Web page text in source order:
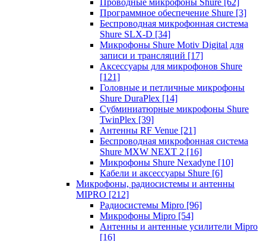
Проводные микрофоны Shure [62]
Программное обеспечение Shure [3]
Беспроводная микрофонная система
Shure SLX-D [34]
Микрофоны Shure Motiv Digital для
записи и трансляций [17]
Аксессуары для микрофонов Shure
[121]
Головные и петличные микрофоны
Shure DuraPlex [14]
Субминиатюрные микрофоны Shure
TwinPlex [39]
Антенны RF Venue [21]
Беспроводная микрофонная система
Shure MXW NEXT 2 [16]
Микрофоны Shure Nexadyne [10]
Кабели и аксессуары Shure [6]
Микрофоны, радиосистемы и антенны
MIPRO [212]
Радиосистемы Mipro [96]
Микрофоны Mipro [54]
Антенны и антенные усилители Mipro
[16]